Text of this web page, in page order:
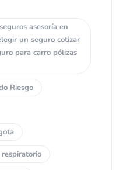
asesoría en
un seguro cotizar
para carro pólizas
Riesgo
respiratorio